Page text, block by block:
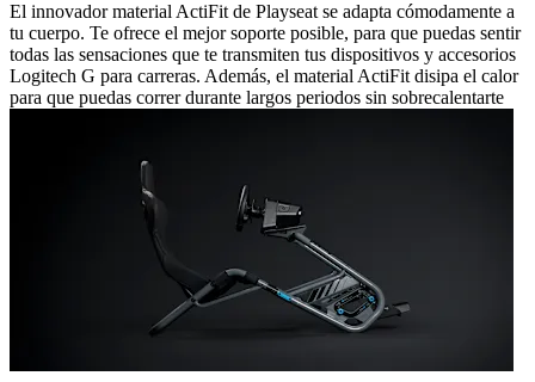
El innovador material ActiFit de Playseat se adapta cómodamente a
tu cuerpo. Te ofrece el mejor soporte posible, para que puedas sentir
todas las sensaciones que te transmiten tus dispositivos y accesorios
Logitech G para carreras. Además, el material ActiFit disipa el calor
para que puedas correr durante largos periodos sin sobrecalentarte